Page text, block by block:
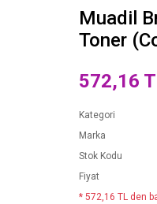
Muadil
Toner
572,16
Kategori
Marka
Stok Kodu
Fiyat
* 572,16 TL den